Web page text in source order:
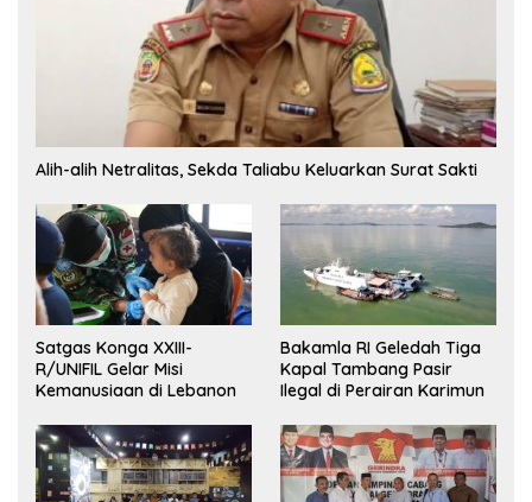
Alih-alih Netralitas, Sekda Taliabu Keluarkan Surat Sakti
Satgas Konga XXIII-
R/UNIFIL Gelar Misi
Kemanusiaan di Lebanon
Bakamla RI Geledah Tiga
Kapal Tambang Pasir
Ilegal di Perairan Karimun